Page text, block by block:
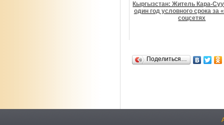
Кыргызстан: Житель Кара-
один год условного срока за
соцсетях
Поделиться…